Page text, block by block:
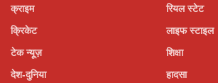
क्राइम
क्रिकेट
टेक न्यूज़
देश-दुनिया
रियल स्टेट
लाइफ स्टाइल
शिक्षा
हादसा